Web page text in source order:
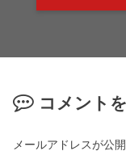
コメント
メールアドレスが公